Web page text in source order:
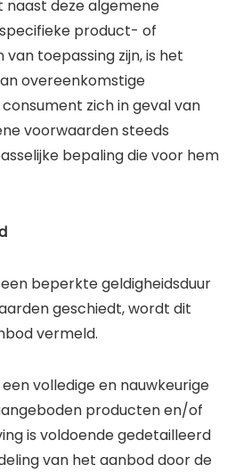
deze algemene
product- of
toepassing zijn, is het
overeenkomstige
zich in geval van
voorwaarden steeds
bepaling die voor hem
beperkte geldigheidsduur
geschiedt, wordt dit
vermeld.
volledige en nauwkeurige
producten en/of
is voldoende gedetailleerd
van het aanbod door de